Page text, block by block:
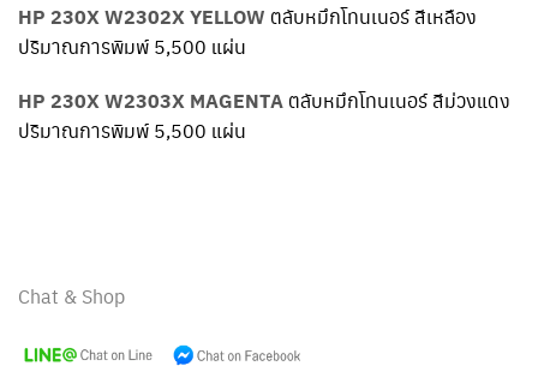
HP 230X W2302X YELLOW ตลับหมึกโทนเนอร์ สีเหลือง
ปริมาณการพิมพ์ 5,500 แผ่น
HP 230X W2303X MAGENTA ตลับหมึกโทนเนอร์ สีม่วงแดง
ปริมาณการพิมพ์ 5,500 แผ่น
Chat & Shop